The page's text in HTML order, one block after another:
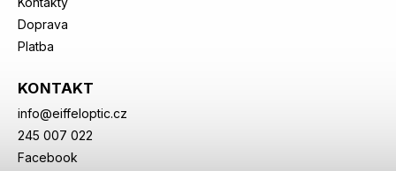
Doprava
Platba
KONTAKT
info@eiffeloptic.cz
245 007 022
Facebook